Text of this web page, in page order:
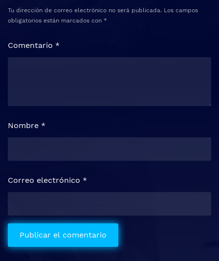
Tu dirección de correo electrónico no será publicada. Los campos
obligatorios están marcados con *
Comentario *
Nombre *
Correo electrónico *